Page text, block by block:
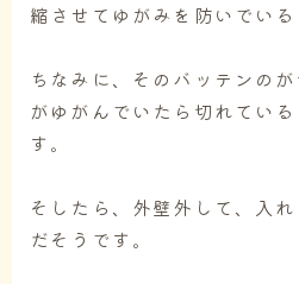
縮させてゆがみを防いでいる
ちなみに、そのバッテンの
がゆがんでいたら切れてい
す。
そしたら、外壁外して、入
だそうです。